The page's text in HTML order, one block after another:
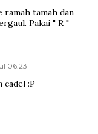
ramah tamah dan
Pakai " R "
06.23
cadel :P